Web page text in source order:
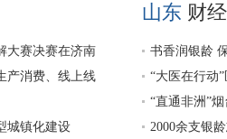
大赛决赛在济南
产消费、线上线
城镇化建设
山东 财经
书香润银龄
老”系列活动
“大医在行动
“直通非洲”
2000余支银